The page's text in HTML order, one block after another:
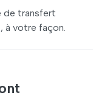
de transfert
à votre façon.